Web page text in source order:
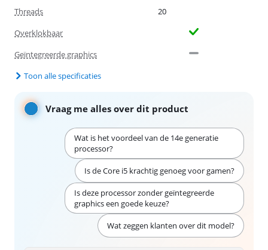
Threads
20
Overklokbaar
Geïntegreerde graphics
Toon alle specificaties
Vraag me alles over dit product
Wat is het voordeel van de 14e generatie
processor?
Is de Core i5 krachtig genoeg voor gamen?
Is deze processor zonder geïntegreerde
graphics een goede keuze?
Wat zeggen klanten over dit model?